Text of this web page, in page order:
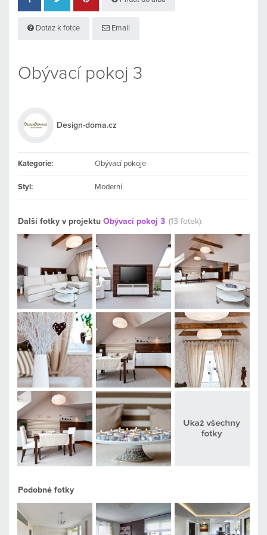
Dotaz k fotce Email
Obývací pokoj 3
Design-doma.cz
Kategorie: Obývací pokoje
Styl: Moderní
Další fotky v projektu Obývací pokoj 3 (13 fotek):
Podobné fotky